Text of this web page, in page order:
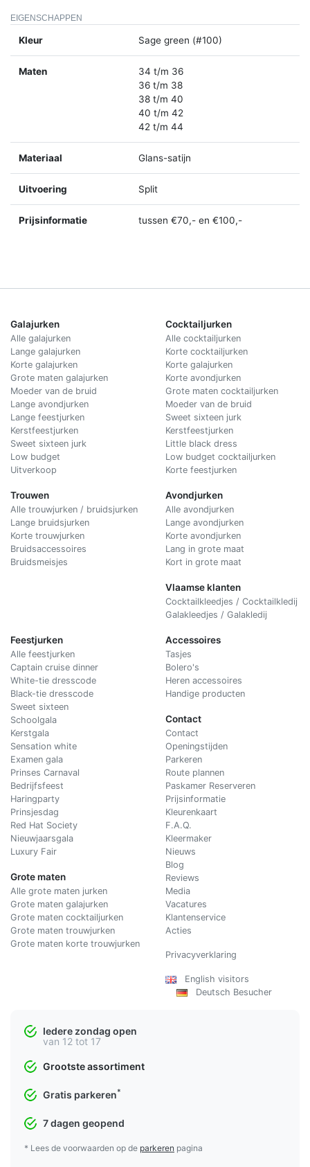
EIGENSCHAPPEN
Kleur Sage green (#100)
Maten
34 t/m 36
36 t/m 38
38 t/m 40
40 t/m 42
42 t/m 44
Materiaal Glans-satijn
Uitvoering Split
Prijsinformatie tussen €70,- en €100,-
Galajurken
Alle galajurken
Lange galajurken
Korte galajurken
Grote maten galajurken
Moeder van de bruid
Lange avondjurken
Lange feestjurken
Kerstfeestjurken
Sweet sixteen jurk
Low budget
Uitverkoop
Trouwen
Alle trouwjurken / bruidsjurken
Lange bruidsjurken
Korte trouwjurken
Bruidsaccessoires
Bruidsmeisjes
Cocktailjurken
Alle cocktailjurken
Korte cocktailjurken
Korte galajurken
Korte avondjurken
Grote maten cocktailjurken
Moeder van de bruid
Sweet sixteen jurk
Kerstfeestjurken
Little black dress
Low budget cocktailjurken
Korte feestjurken
Avondjurken
Alle avondjurken
Lange avondjurken
Korte avondjurken
Lang in grote maat
Kort in grote maat
Vlaamse klanten
Cocktailkleedjes / Cocktailkledij
Galakleedjes / Galakledij
Feestjurken
Alle feestjurken
Captain cruise dinner
White-tie dresscode
Black-tie dresscode
Sweet sixteen
Schoolgala
Kerstgala
Sensation white
Examen gala
Prinses Carnaval
Bedrijfsfeest
Haringparty
Prinsjesdag
Red Hat Society
Nieuwjaarsgala
Luxury Fair
Grote maten
Alle grote maten jurken
Grote maten galajurken
Grote maten cocktailjurken
Grote maten trouwjurken
Grote maten korte trouwjurken
Accessoires
Tasjes
Bolero's
Heren accessoires
Handige producten
Contact
Contact
Openingstijden
Parkeren
Route plannen
Paskamer Reserveren
Prijsinformatie
Kleurenkaart
F.A.Q.
Kleermaker
Nieuws
Blog
Reviews
Media
Vacatures
Klantenservice
Acties
Privacyverklaring
English visitors
Deutsch Besucher
Iedere zondag open
van 12 tot 17
Grootste assortiment
Gratis parkeren*
7 dagen geopend
* Lees de voorwaarden op de parkeren pagina